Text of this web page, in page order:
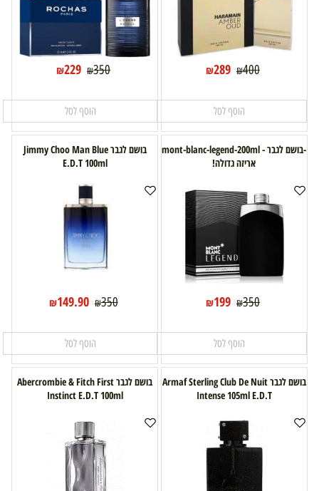
₪400
₪289
הוסף לסל
₪350
₪229
הוסף לסל
-בושם לגבר - mont-blanc-legend-200ml
אריזה גדולה!
₪350
₪199
הוסף לסל
בושם לגבר Jimmy Choo Man Blue
E.D.T 100ml
₪350
₪149.90
הוסף לסל
בושם לגבר Armaf Sterling Club De Nuit
Intense 105ml E.D.T
בושם לגבר Abercrombie & Fitch First
Instinct E.D.T 100ml